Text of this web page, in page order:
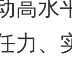
高水
力、